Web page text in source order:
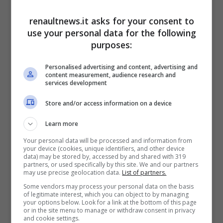
rende ben più pesante rispetto al minivan
della casa di Wolfsburg sopracitato.Il
powertrain si basa su due motori elettrici e
da una parte termica per un totale di ben 218
cavalli
. Uno dei due elettrici è da 95 cavalli,
mentre l’altro ne scatena 80. il resto proviene
dal motore a combustione interna.
Skyworth Summer: una van
híbrida china con la pinta más
clásica de la ‘Combi’
renaultnews.it asks for your consent to
use your personal data for the following
purposes:
Personalised advertising and content, advertising and
content measurement, audience research and
services development
Store and/or access information on a device
Learn more
Your personal data will be processed and information from
your device (cookies, unique identifiers, and other device
data) may be stored by, accessed by and shared with 319
partners, or used specifically by this site. We and our partners
may use precise geolocation data. List of partners.
Some vendors may process your personal data on the basis
of legitimate interest, which you can object to by managing
your options below. Look for a link at the bottom of this page
or in the site menu to manage or withdraw consent in privacy
and cookie settings.